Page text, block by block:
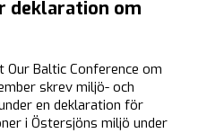
deklaration om
Baltic Conference om
skrev miljö- och
en deklaration för
i Östersjöns miljö under